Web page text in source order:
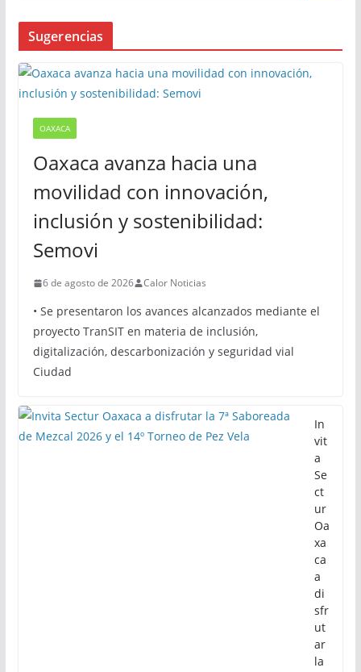
Sugerencias
OAXACA
Oaxaca avanza hacia una
movilidad con innovación,
inclusión y sostenibilidad:
Semovi
6 de agosto de 2026 Calor Noticias
• Se presentaron los avances alcanzados mediante el
proyecto TranSIT en materia de inclusión,
digitalización, descarbonización y seguridad vial
Ciudad
In
vit
a
Se
ct
ur
Oa
xa
ca
a
di
sfr
ut
ar
la